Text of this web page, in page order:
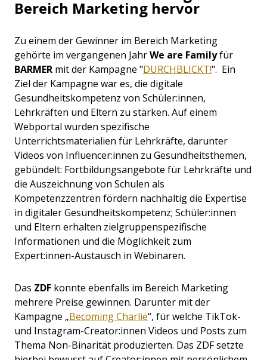
Bereich Marketing hervor
Zu einem der Gewinner im Bereich Marketing
gehörte im vergangenen JahrWe are Familyfür
BARMER mit der Kampagne "DURCHBLICKT!". Ein
Ziel der Kampagne war es, die digitale
Gesundheitskompetenz von Schüler:innen,
Lehrkräften und Eltern zu stärken. Auf einem
Webportal wurden spezifische
Unterrichtsmaterialien für Lehrkräfte, darunter
Videos von Influencer:innen zu Gesundheitsthemen,
gebündelt: Fortbildungsangebote für Lehrkräfte und
die Auszeichnung von Schulen als
Kompetenzzentren fördern nachhaltig die Expertise
in digitaler Gesundheitskompetenz; Schüler:innen
und Eltern erhalten zielgruppenspezifische
Informationen und die Möglichkeit zum
Expert:innen-Austausch in Webinaren.
Das ZDF konnte ebenfalls im Bereich Marketing
mehrere Preise gewinnen. Darunter mit der
Kampagne „Becoming Charlie“, für welche TikTok-
und Instagram-Creator:innen Videos und Posts zum
Thema Non-Binarität produzierten. Das ZDF setzte